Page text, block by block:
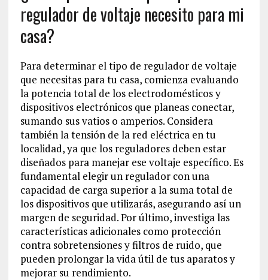
regulador de voltaje necesito para mi
casa?
Para determinar el tipo de regulador de voltaje
que necesitas para tu casa, comienza evaluando
la potencia total de los electrodomésticos y
dispositivos electrónicos que planeas conectar,
sumando sus vatios o amperios. Considera
también la tensión de la red eléctrica en tu
localidad, ya que los reguladores deben estar
diseñados para manejar ese voltaje específico. Es
fundamental elegir un regulador con una
capacidad de carga superior a la suma total de
los dispositivos que utilizarás, asegurando así un
margen de seguridad. Por último, investiga las
características adicionales como protección
contra sobretensiones y filtros de ruido, que
pueden prolongar la vida útil de tus aparatos y
mejorar su rendimiento.